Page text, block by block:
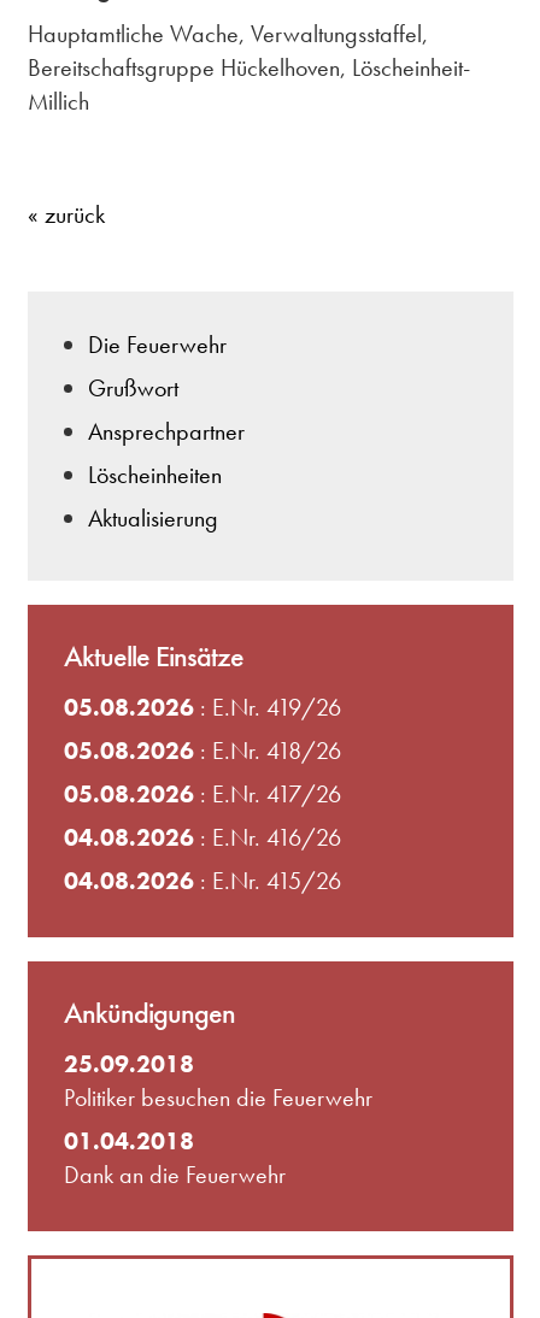
Hauptamtliche Wache, Verwaltungsstaffel,
Bereitschaftsgruppe Hückelhoven, Löscheinheit-
Millich
« zurück
Die Feuerwehr
Grußwort
Ansprechpartner
Löscheinheiten
Aktualisierung
Aktuelle Einsätze
05.08.2026: E.Nr. 419/26
05.08.2026: E.Nr. 418/26
05.08.2026: E.Nr. 417/26
04.08.2026: E.Nr. 416/26
04.08.2026: E.Nr. 415/26
Ankündigungen
25.09.2018
Politiker besuchen die Feuerwehr
01.04.2018
Dank an die Feuerwehr